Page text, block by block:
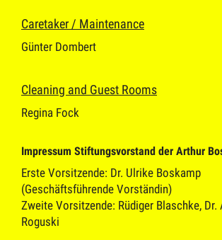
Caretaker / Maintenance
Günter Dombert
Cleaning and Guest Rooms
Regina Fock
Impressum Stiftungsvorstand der Arthur
Erste Vorsitzende: Dr. Ulrike Boskamp
(Geschäftsführende Vorständin)
Zweite Vorsitzende: Rüdiger Blaschke, Dr.
Roguski